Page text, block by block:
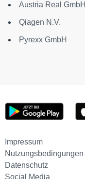
Austria Real GmbH
Qiagen N.V.
Pyrexx GmbH
Impressum
Nutzungsbedingungen
Datenschutz
Social Media